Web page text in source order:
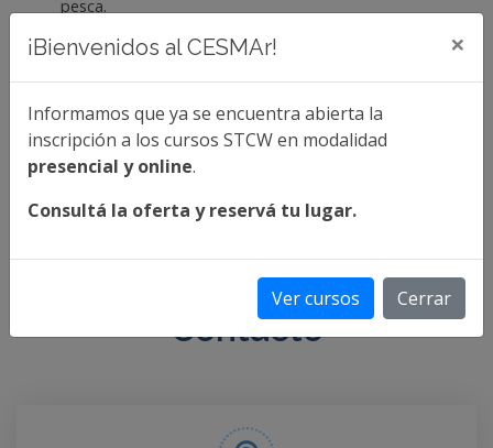
pesca.
INGRESÁ PARA CONOCER LAS FECHAS DE
EXÁMENES LIBRES
Más info
Contacto
¡Bienvenidos al CESMAr! ×
Informamos que ya se encuentra abierta la
inscripción a los cursos STCW en modalidad
presencial y online.
Consultá la oferta y reservá tu lugar.
Ver cursos Cerrar